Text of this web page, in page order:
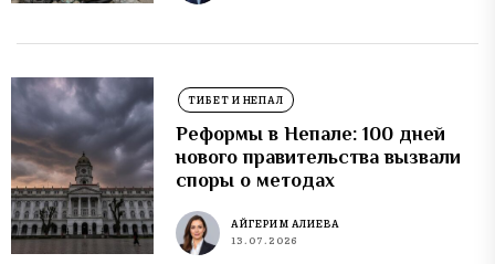
ТИБЕТ И НЕПАЛ
Реформы в Непале: 100 дней
нового правительства вызвали
споры о методах
АЙГЕРИМ АЛИЕВА
13.07.2026